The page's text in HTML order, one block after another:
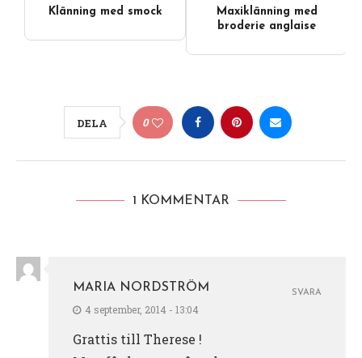
Videoinnehåll
Klänning med smock
Maxiklänning med
broderie anglaise
DELA 0
1 KOMMENTAR
MARIA NORDSTRÖM
4 september, 2014 - 13:04
Grattis till Therese !
SVARA